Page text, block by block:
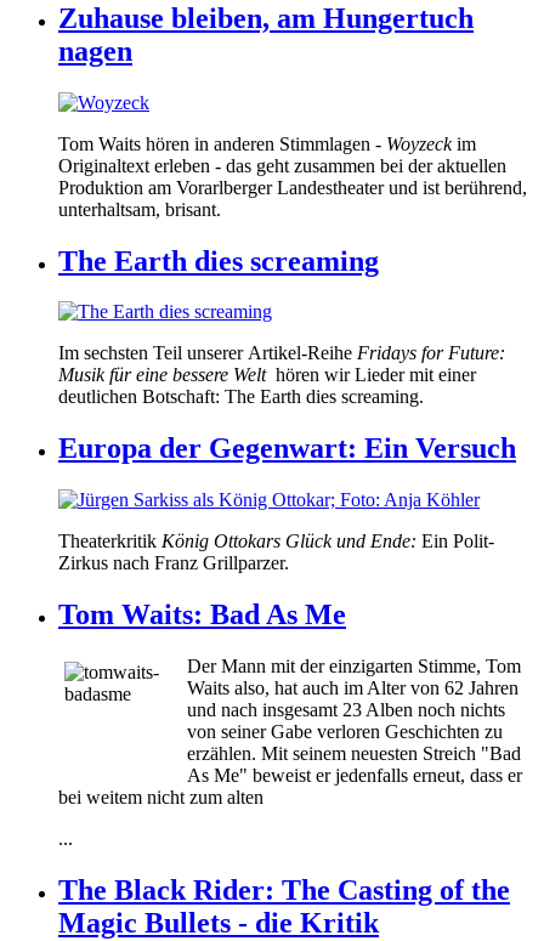
Zuhause bleiben, am Hungertuch
nagen
Tom Waits hören in anderen Stimmlagen - Woyzeckim
Originaltext erleben - das geht zusammen bei der aktuellen
Produktion am Vorarlberger Landestheater und ist berührend,
unterhaltsam, brisant.
The Earth dies screaming
Im sechsten Teil unserer Artikel-Reihe Fridays for Future:
Musik für eine bessere Welthören wir Lieder mit einer
deutlichen Botschaft: The Earth dies screaming.
Europa der Gegenwart: Ein Versuch
Theaterkritik König Ottokars Glück und Ende: Ein Polit-
Zirkus nach Franz Grillparzer.
Tom Waits: Bad As Me
Der Mann mit der einzigarten Stimme, Tom
Waits also, hat auch im Alter von 62 Jahren
und nach insgesamt 23 Alben noch nichts
von seiner Gabe verloren Geschichten zu
erzählen. Mit seinem neuesten Streich "Bad
As Me" beweist er jedenfalls erneut, dass er
bei weitem nicht zum alten
...
The Black Rider: The Casting of the
Magic Bullets - die Kritik